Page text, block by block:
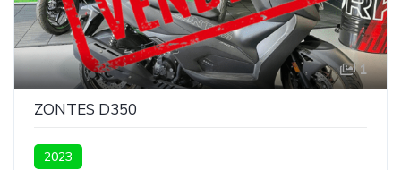
1
ZONTES D350
2023